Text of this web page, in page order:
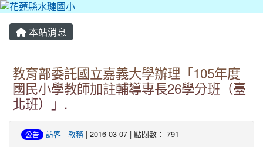
本站消息
教育部委託國立嘉義大學辦理「105年度
國民小學教師加註輔導專長26學分班（臺
北班）」.
公告 訪客 - 教務 | 2016-03-07 | 點閱數： 791